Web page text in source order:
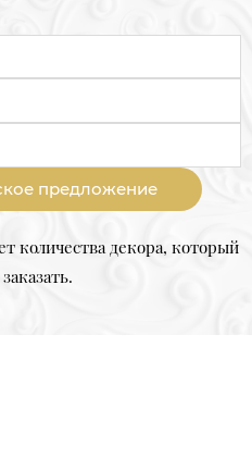
предложение
количества декора, который